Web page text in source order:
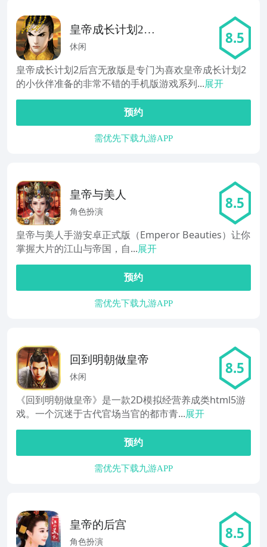
皇帝成长计划2后
宫
休闲 8.5
皇帝成长计划2后宫无敌版是专门为喜欢皇帝成长计划2
的小伙伴准备的非常不错的手机版游戏系列...展开
预约
需优先下载九游APP
皇帝与美人
角色扮演 8.5
皇帝与美人手游安卓正式版（Emperor Beauties）让你
掌握大片的江山与帝国，自...展开
预约
需优先下载九游APP
回到明朝做皇帝
休闲 8.5
《回到明朝做皇帝》是一款2D模拟经营养成类html5游
戏。一个沉迷于古代官场当官的都市青...展开
预约
需优先下载九游APP
皇帝的后宫
角色扮演 8.5